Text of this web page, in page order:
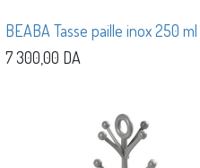
BEABA Tasse paille inox 250 ml
7 300,00 DA